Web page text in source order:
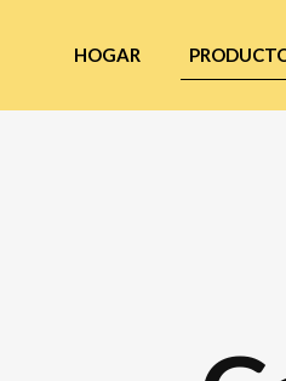
HOGAR